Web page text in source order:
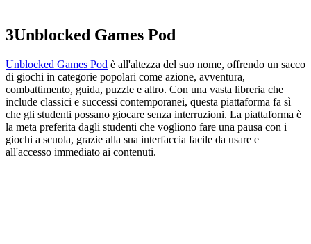
3Unblocked Games Pod
Unblocked Games Pod è all'altezza del suo nome, offrendo un sacco
di giochi in categorie popolari come azione, avventura,
combattimento, guida, puzzle e altro. Con una vasta libreria che
include classici e successi contemporanei, questa piattaforma fa sì
che gli studenti possano giocare senza interruzioni. La piattaforma è
la meta preferita dagli studenti che vogliono fare una pausa con i
giochi a scuola, grazie alla sua interfaccia facile da usare e
all'accesso immediato ai contenuti.